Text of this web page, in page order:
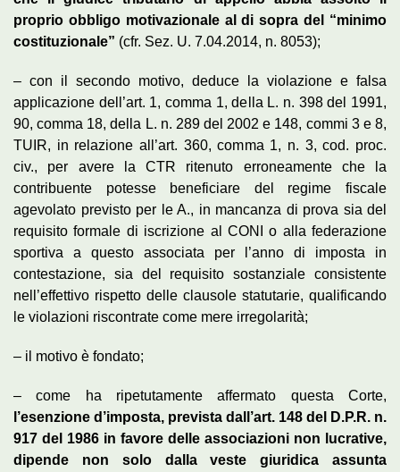
proprio obbligo motivazionale al di sopra del “minimo
costituzionale” (cfr. Sez. U. 7.04.2014, n. 8053);
– con il secondo motivo, deduce la violazione e falsa
applicazione dell’art. 1, comma 1, della L. n. 398 del 1991,
90, comma 18, della L. n. 289 del 2002 e 148, commi 3 e 8,
TUIR, in relazione all’art. 360, comma 1, n. 3, cod. proc.
civ., per avere la CTR ritenuto erroneamente che la
contribuente potesse beneficiare del regime fiscale
agevolato previsto per le A., in mancanza di prova sia del
requisito formale di iscrizione al CONI o alla federazione
sportiva a questo associata per l’anno di imposta in
contestazione, sia del requisito sostanziale consistente
nell’effettivo rispetto delle clausole statutarie, qualificando
le violazioni riscontrate come mere irregolarità;
– il motivo è fondato;
– come ha ripetutamente affermato questa Corte,
l’esenzione d’imposta, prevista dall’art. 148 del D.P.R. n.
917 del 1986 in favore delle associazioni non lucrative,
dipende non solo dalla veste giuridica assunta